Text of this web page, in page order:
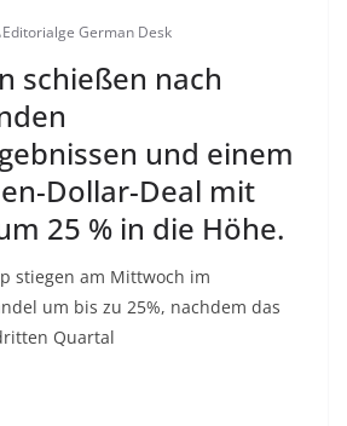
Editorialge German Desk
schießen nach
und einem
Dollar-Deal mit
25 % in die Höhe.
stiegen am Mittwoch im
um bis zu 25%, nachdem das
Quartal